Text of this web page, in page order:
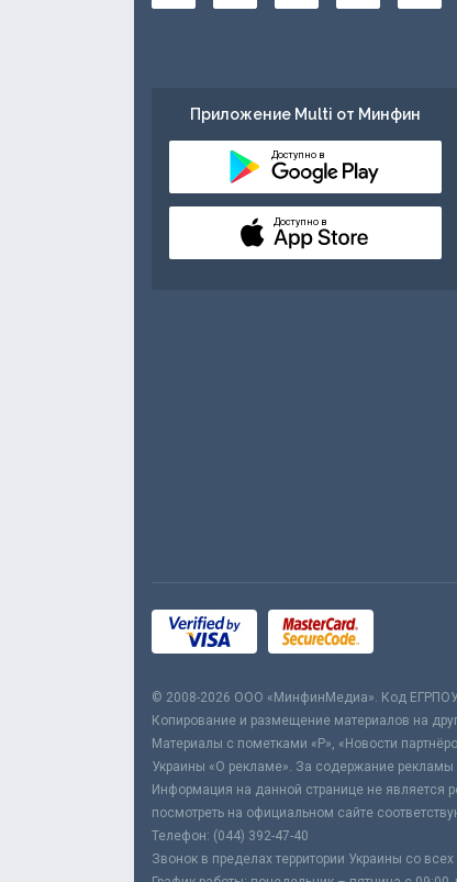
Приложение Multi от Минфин
Доступно в
Доступно в
© 2008-2026 ООО «МинфинМедиа». Код
Копирование и размещение материалов на
Материалы с пометками «Р», «Новости
Украины «О рекламе». За содержание рекламы
Информация на данной странице не является
посмотреть на официальном сайте
Телефон: (044) 392-47-40
Звонок в пределах территории Украины со